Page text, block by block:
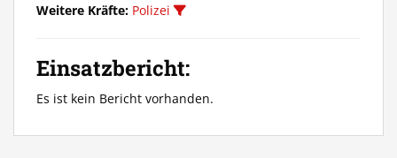
Weitere Kräfte: Polizei
Einsatzbericht:
Es ist kein Bericht vorhanden.